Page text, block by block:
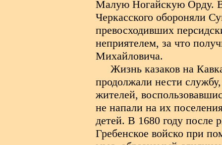
Малую Ногайскую Орду. В
Черкасского обороняли
превосходивших
неприятелем, за что
Михайловича.
Жизнь казаков на
продолжали нести
жителей,
не напали на их
детей. В 1680 году после
Гребенское войско при